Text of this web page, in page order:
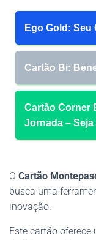
Ego Gold: Seu
Cartão Bi:
Cartão Corner
Jornada –
O Cartão
busca uma
inovação.
Este cartão